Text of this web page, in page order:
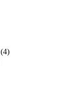
(4)